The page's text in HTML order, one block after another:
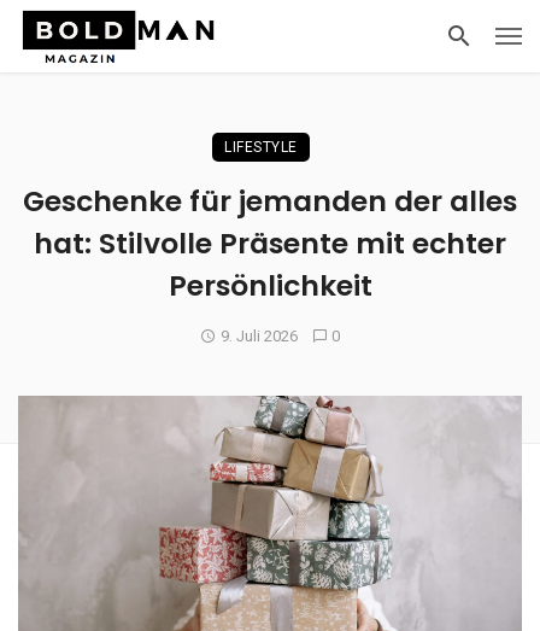
LIFESTYLE
Geschenke für jemanden der alles
hat: Stilvolle Präsente mit echter
Persönlichkeit
9. Juli 2026 0